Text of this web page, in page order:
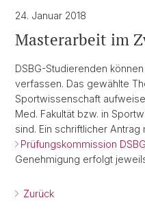
24. Januar 2018
Masterarbeit im
DSBG-Studierenden
verfassen. Das gewählte
Sportwissenschaft
Med. Fakultät bzw. in
sind. Ein schriftlicher
Prüfungskommission DSBG
Genehmigung erfolgt
Zurück